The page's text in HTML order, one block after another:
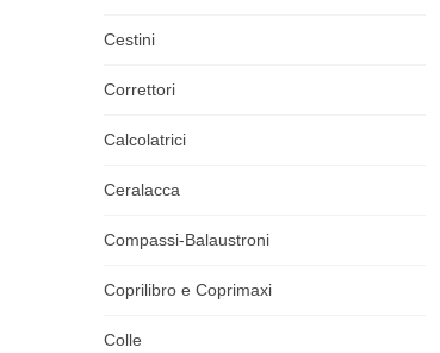
Cestini
Correttori
Calcolatrici
Ceralacca
Compassi-Balaustroni
Coprilibro e Coprimaxi
Colle